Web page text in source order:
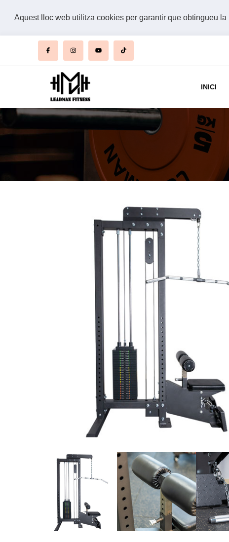
Aquest lloc web utilitza cookies per garantir que obtingueu
INICI